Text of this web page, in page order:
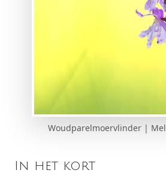
Woudparelmoervlinder |
In het kort